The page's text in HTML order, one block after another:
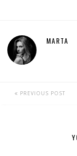
MARTA
PREVIOUS POST